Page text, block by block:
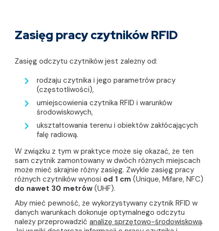
Zasięg pracy czytników RFID
Zasięg odczytu czytników jest zależny od:
rodzaju czytnika i jego parametrów pracy
(częstotliwości),
umiejscowienia czytnika RFID i warunków
środowiskowych,
ukształtowania terenu i obiektów zakłócających
falę radiową.
W związku z tym w praktyce może się okazać, że ten
sam czytnik zamontowany w dwóch różnych miejscach
może mieć skrajnie różny zasięg. Zwykle zasięg pracy
różnych czytników wynosi od 1 cm (Unique, Mifare, NFC)
do nawet 30 metrów (UHF).
Aby mieć pewność, że wykorzystywany czytnik RFID w
danych warunkach dokonuje optymalnego odczytu
należy przeprowadzić analizę sprzętowo-środowiskową.